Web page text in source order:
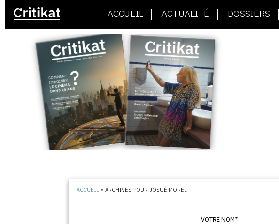
ACCUEIL ACTUALITÉ DOSSIERS
ACCUEIL »ARCHIVES POUR JOSUÉ MOREL
VOTRE NOM*